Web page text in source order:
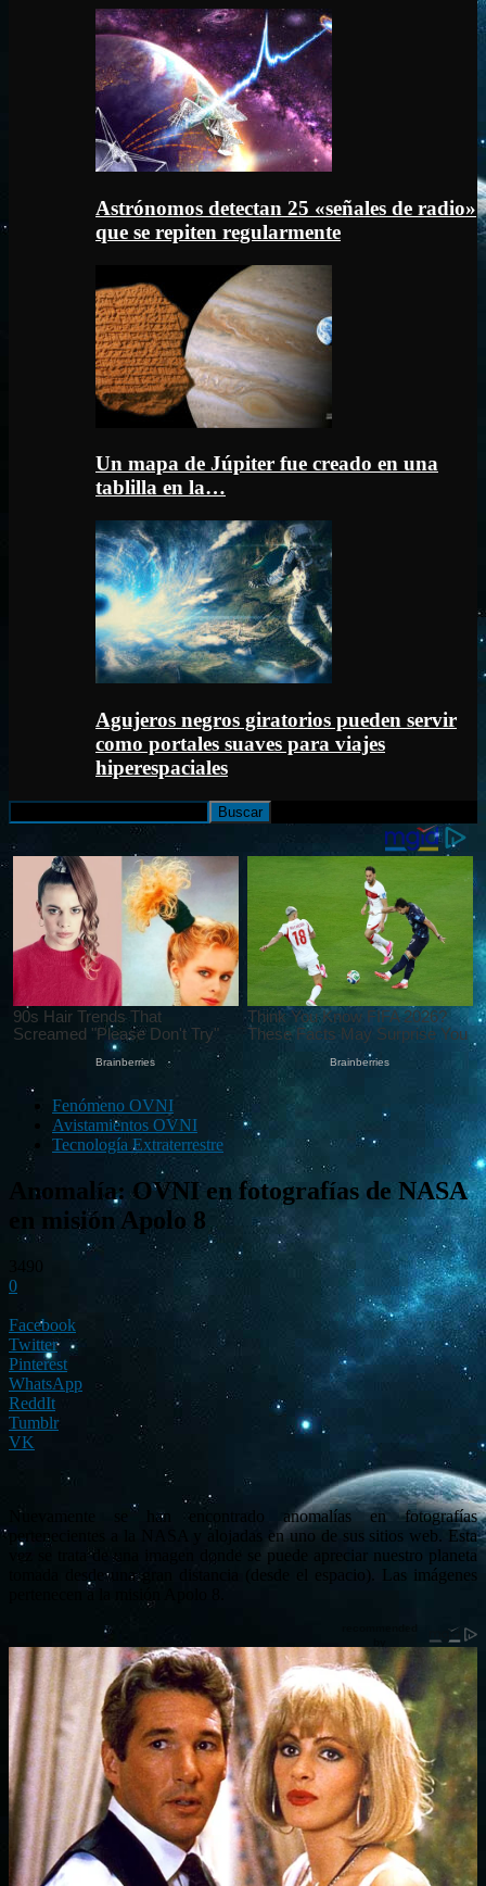
Astrónomos detectan 25 «señales de radio»
que se repiten regularmente
Un mapa de Júpiter fue creado en una
tablilla en la…
Agujeros negros giratorios pueden servir
como portales suaves para viajes
hiperespaciales
Fenómeno OVNI
Avistamientos OVNI
Tecnología Extraterrestre
Anomalía: OVNI en fotografías de NASA
en misión Apolo 8
0
Facebook
Twitter
Pinterest
WhatsApp
ReddIt
Tumblr
VK
Nuevamente se han encontrado anomalías en fotografías
pertenecientes a la NASA y alojadas en uno de sus sitios web. Esta
vez se trata de una imagen donde se puede apreciar nuestro planeta
tomada desde una gran distancia (desde el espacio). Las imágenes
pertenecen a la misión Apolo 8.